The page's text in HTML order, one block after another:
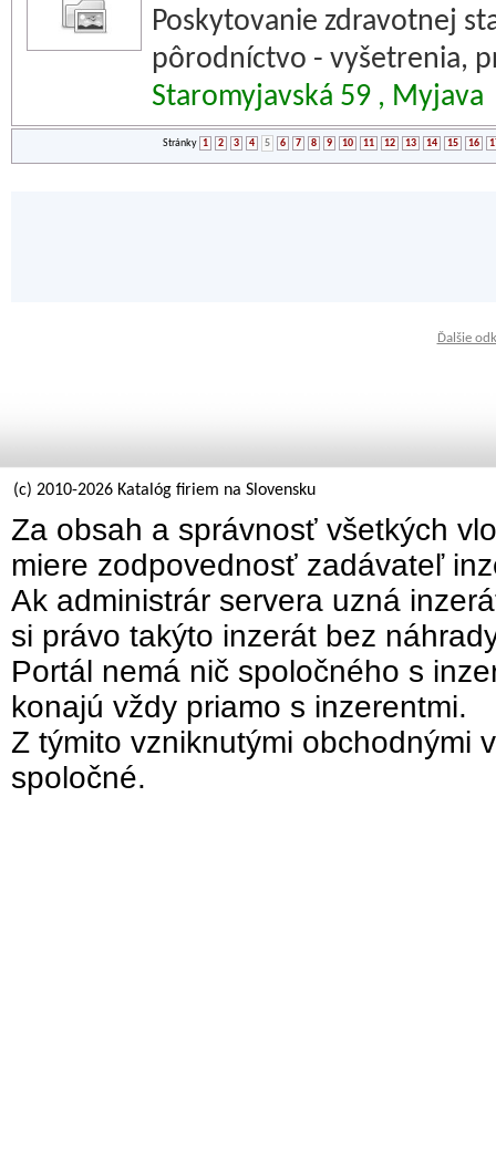
Poskytovanie zdravotnej
pôrodníctvo - vyšetrenia,
Staromyjavská 59 , Myjava
Stránky 1 2 3 4 5 6 7 8 9 10 11 12 13 14 15 16
Ďalšie
(c) 2010-2026 Katalóg firiem na Slovensku
Za obsah a správnosť všetkých
miere zodpovednosť zadávateľ
Ak administrár servera uzná
si právo takýto inzerát bez
Portál nemá nič spoločného s
konajú vždy priamo s inzerentmi.
Z týmito vzniknutými obchodnými
spoločné.